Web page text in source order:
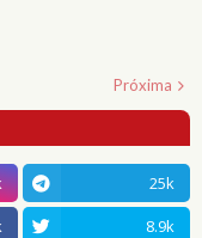
Próxima
25k
8.9k